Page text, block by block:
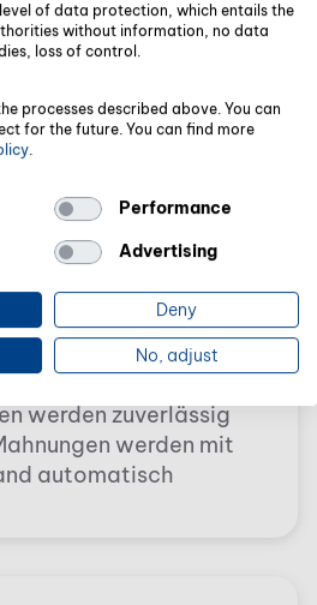
übernimmt
oder das
selbstständig.
werden zuverlässig
werden mit
automatisch
of data protection, which entails the
without information, no data
loss of control.
processes described above. You can
for the future. You can find more
Performance
Advertising
Deny
No, adjust